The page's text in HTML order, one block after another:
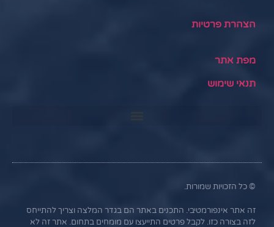
הצהרת פרטיות
מפת אתר
תנאי שימוש
© כל הזכויות שמורות.
זה אתר אינפורמטיבי. התכנים באתר הם בגדר המלצה וצריך להתייחס
לזה בצורה כזו. לקבל פרטים התייעצו עם מומחים בתחום. אתר זה לא